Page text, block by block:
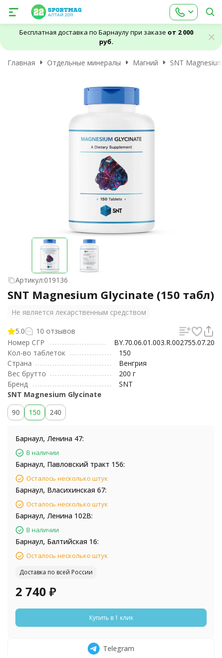
Бесплатная доставка по Барнаулу при заказе от 2 000
руб.
Главная Отдельные минералы Магний SNT
Артикул:019136
SNT Magnesium Glycinate (150 табл)
Не является лекарственным средством
5.0
10 отзывов
Номер СГР
BY.70.06.01.003.R.002755.07.20
Кол-во таблеток
150
Страна
Венгрия
Вес брутто
200 г
Бренд
SNT
SNT Magnesium Glycinate
90
150 240
Барнаул, Ленина 47:
В наличии
Барнаул, Павловский тракт 156:
Осталось несколько штук
Барнаул, Власихинская 67:
Осталось несколько штук
Барнаул, Ленина 102В:
В наличии
Барнаул, Балтийская 16:
Осталось несколько штук
Доставка по всей России
2 740 ₽
Купить в 1 клик
Telegram